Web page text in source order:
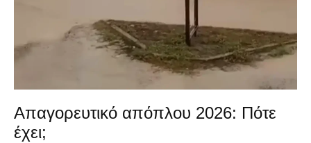
Απαγορευτικό απόπλου 2026: Πότε
έχει;